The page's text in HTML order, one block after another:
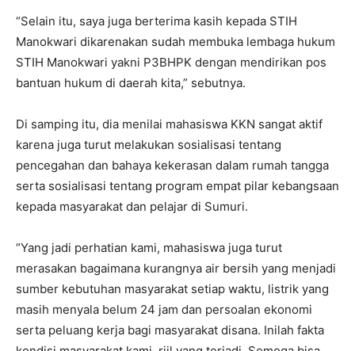
“Selain itu, saya juga berterima kasih kepada STIH
Manokwari dikarenakan sudah membuka lembaga hukum
STIH Manokwari yakni P3BHPK dengan mendirikan pos
bantuan hukum di daerah kita,” sebutnya.
Di samping itu, dia menilai mahasiswa KKN sangat aktif
karena juga turut melakukan sosialisasi tentang
pencegahan dan bahaya kekerasan dalam rumah tangga
serta sosialisasi tentang program empat pilar kebangsaan
kepada masyarakat dan pelajar di Sumuri.
“Yang jadi perhatian kami, mahasiswa juga turut
merasakan bagaimana kurangnya air bersih yang menjadi
sumber kebutuhan masyarakat setiap waktu, listrik yang
masih menyala belum 24 jam dan persoalan ekonomi
serta peluang kerja bagi masyarakat disana. Inilah fakta